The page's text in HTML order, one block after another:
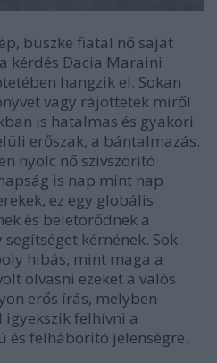
büszke fiatal nő saját
kérdés Dacia Maraini
hangzik el. Sokan
vagy rájöttetek miről
is hatalmas és gyakori
erőszak, a bántalmazás.
nyolc nő szívszorító
is nap mint nap
ez egy globális
és beletörődnek a
kérnének. Sok
hibás, mint maga a
olvasni ezeket a valós
erős írás, melyben
felhívni a
és felháborító jelenségre.